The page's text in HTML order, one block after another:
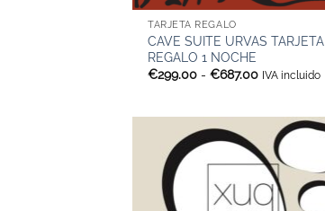
TARJETA REGALO
CAVE SUITE URVAS TARJETA
REGALO 1 NOCHE
€299.00 - €687.00Rango
€299.00
hasta
€687.00
IVA incluido